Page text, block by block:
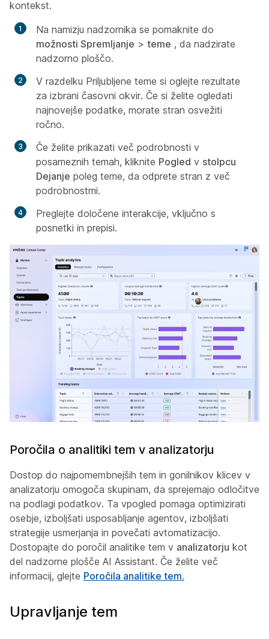
kontekst.
Na namizju nadzornika se pomaknite do
možnosti Spremljanje > teme , da nadzirate
nadzorno ploščo.
V razdelku Priljubljene teme si oglejte rezultate
za izbrani časovni okvir. Če si želite ogledati
najnovejše podatke, morate stran osvežiti
ročno.
Če želite prikazati več podrobnosti v
posameznih temah, kliknite Pogled v stolpcu
Dejanje poleg teme, da odprete stran z več
podrobnostmi.
Preglejte določene interakcije, vključno s
posnetki in prepisi.
Poročila o analitiki tem v analizatorju
Dostop do najpomembnejših tem in gonilnikov klicev v
analizatorju omogoča skupinam, da sprejemajo odločitve
na podlagi podatkov. Ta vpogled pomaga optimizirati
osebje, izboljšati usposabljanje agentov, izboljšati
strategije usmerjanja in povečati avtomatizacijo.
Dostopajte do poročil analitike tem v analizatorju kot
del nadzorne plošče AI Assistant. Če želite več
informacij, glejte Poročila analitike tem.
Upravljanje tem